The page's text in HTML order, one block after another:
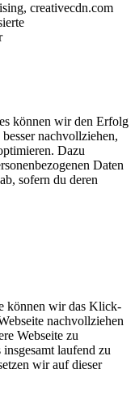
creativecdn.com
können wir den Erfolg
nachvollziehen,
Dazu
Daten
sofern du deren
können wir das Klick-
nachvollziehen
Webseite zu
laufend zu
wir auf dieser